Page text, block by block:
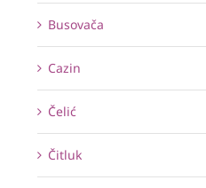
Busovača
Cazin
Čelić
Čitluk